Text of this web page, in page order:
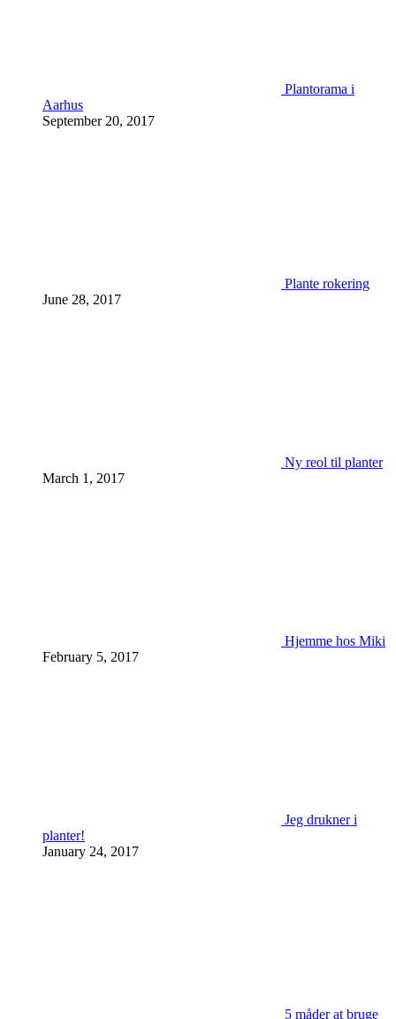
Plantorama i
Aarhus
September 20, 2017
Plante rokering
June 28, 2017
Ny reol til planter
March 1, 2017
Hjemme hos Miki
February 5, 2017
Jeg drukner i
planter!
January 24, 2017
5 måder at bruge